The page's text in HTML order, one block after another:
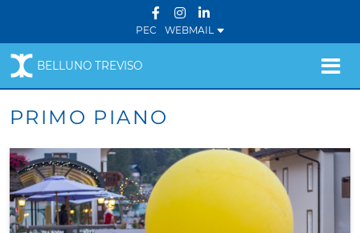
PEC WEBMAIL
BELLUNO TREVISO
PRIMO PIANO